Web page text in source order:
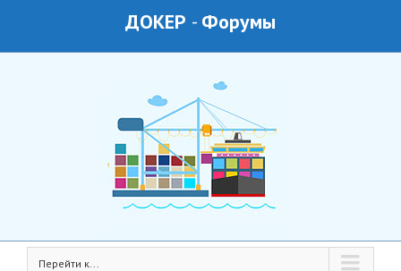
ДОКЕР - Форумы
Перейти к...